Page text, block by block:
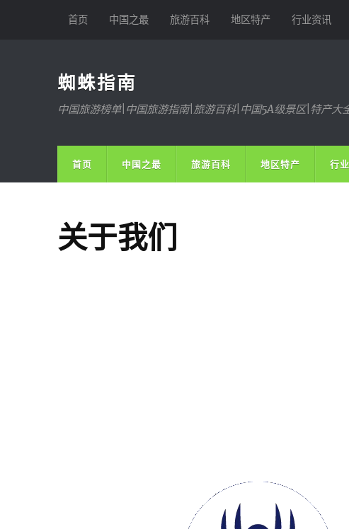
首页 中国之最 旅游百科 地区特产 行业资讯
蜘蛛指南
中国旅游榜单|中国旅游指南|旅游百科|中国5A级景区|特产
首页 中国之最 旅游百科 地区特产 行
关于我们